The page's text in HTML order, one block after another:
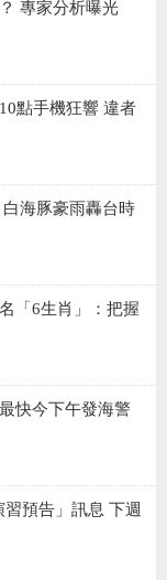
專家分析曝光
點手機狂響 違者
海豚豪雨轟台時
「6生肖」：把握
快今下午發海警
預告」訊息 下週